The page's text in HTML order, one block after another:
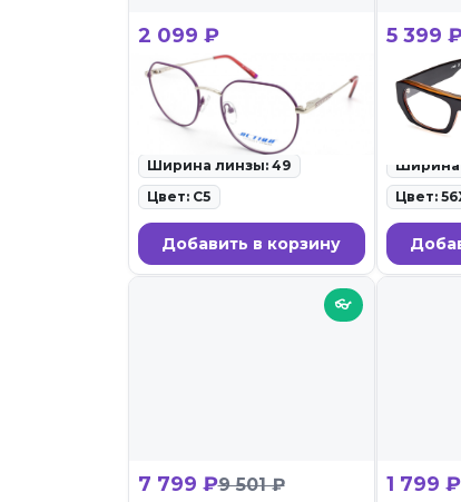
2 099 ₽
ACTION 1194 C5
ID: 118017 • Оправы для очков •
27.02.26
Ширина линзы: 49
Цвет: C5
Добавить в корзину
5 399
GCDS
ID:
очки •
Ширина
Цвет:
👓
7 799 ₽9 501 ₽
1 799 ₽